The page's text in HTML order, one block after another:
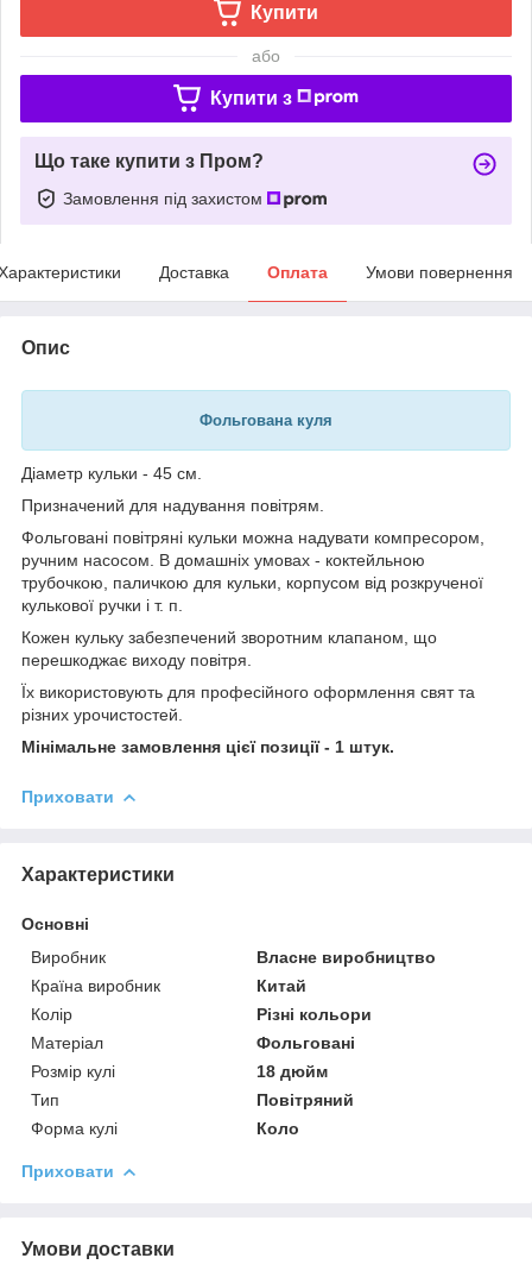
Купити
або
Купити з
Що таке купити з Пром?
Замовлення під захистом
Доставка Оплата Умови повернення
Опис
Фольгована куля
Діаметр кульки - 45 см.
Призначений для надування повітрям.
Фольговані повітряні кульки можна надувати компресором,
ручним насосом. В домашніх умовах - коктейльною
трубочкою, паличкою для кульки, корпусом від розкрученої
кулькової ручки і т. п.
Кожен кульку забезпечений зворотним клапаном, що
перешкоджає виходу повітря.
Їх використовують для професійного оформлення свят та
різних урочистостей.
Мінімальне замовлення цієї позиції - 1 штук.
Приховати
Характеристики
Основні
Виробник
Власне виробництво
Країна виробник
Китай
Колір
Різні кольори
Матеріал
Фольговані
Розмір кулі
18 дюйм
Тип
Повітряний
Форма кулі
Коло
Приховати
Умови доставки